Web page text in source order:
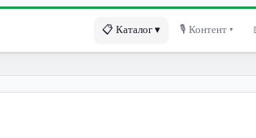
📋 Каталог ▾ 🎙 Контент ▾